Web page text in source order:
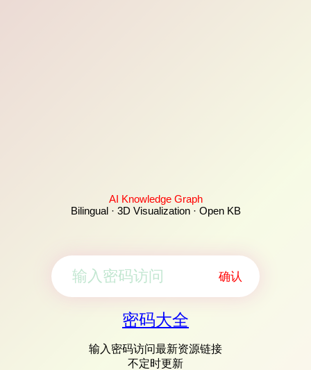
AI Knowledge Graph
Bilingual · 3D Visualization · Open KB
确认
密码大全
输入密码访问最新资源链接
不定时更新